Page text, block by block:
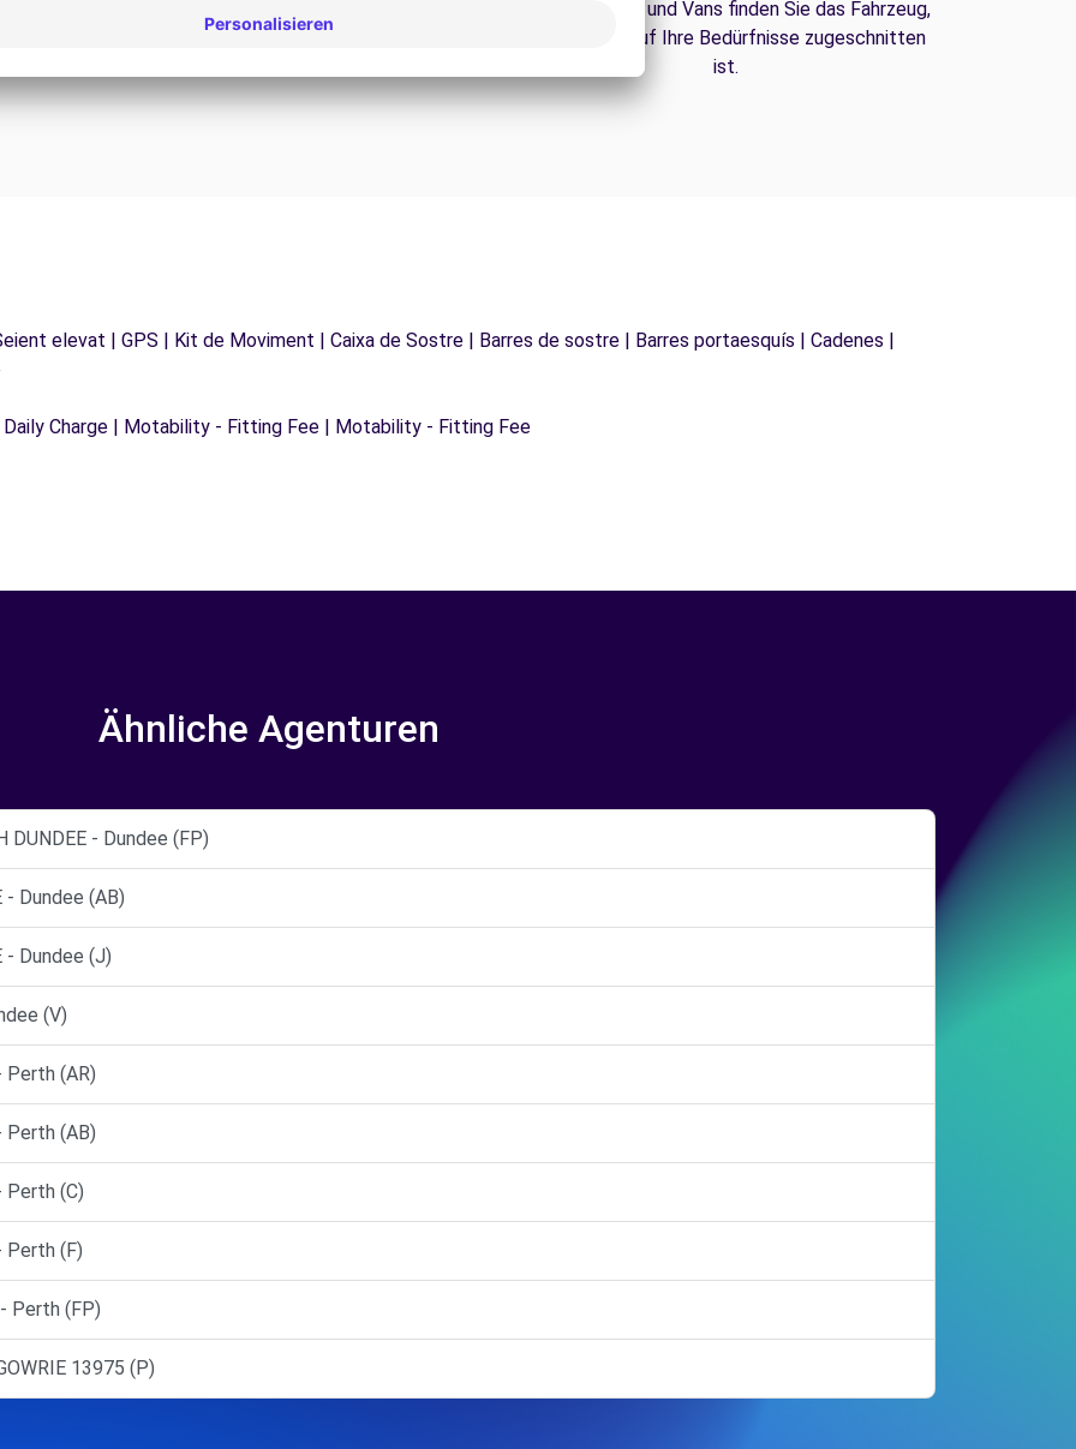
unterbrechungsfreie Reise zu gewährleisten.
Familien-SUVs und Vans finden Sie das Fahrzeug,
das perfekt auf Ihre Bedürfnisse zugeschnitten
ist.
elevat | GPS | Kit de Moviment | Caixa de Sostre | Barres de sostre | Barres portaesquís | Cadenes |
Charge | Motability - Fitting Fee | Motability - Fitting Fee
Ähnliche Agenturen
- Dundee (FP)
- Dundee (AB)
- Dundee (J)
(V)
Perth (AR)
Perth (AB)
Perth (C)
Perth (F)
Perth (FP)
13975 (P)